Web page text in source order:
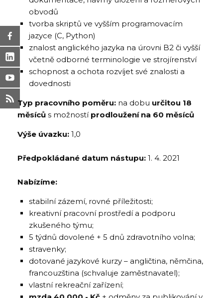
obvodů
tvorba skriptů ve vyšším programovacím
jazyce (C, Python)
znalost anglického jazyka na úrovni B2 či vyšší
včetně odborné terminologie ve strojírenství
schopnost a ochota rozvíjet své znalosti a
dovednosti
Typ pracovního poměru: na dobu určitou 18
měsíců s možností prodloužení na 60 měsíců
Výše úvazku: 1,0
Předpokládané datum nástupu: 1. 4. 2021
Nabízíme:
stabilní zázemí, rovné příležitosti;
kreativní pracovní prostředí a podporu
zkušeného týmu;
5 týdnů dovolené + 5 dnů zdravotního volna;
stravenky;
dotované jazykové kurzy – angličtina, němčina,
francouzština (schvaluje zaměstnavatel);
vlastní rekreační zařízení;